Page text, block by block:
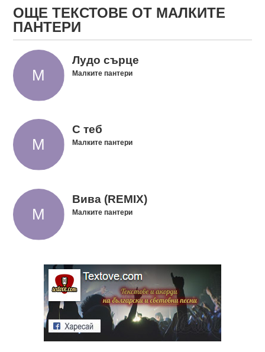
ОЩЕ ТЕКСТОВЕ ОТ МАЛКИТЕ
ПАНТЕРИ
Лудо сърце
Малките пантери
С теб
Малките пантери
Вива (REMIX)
Малките пантери